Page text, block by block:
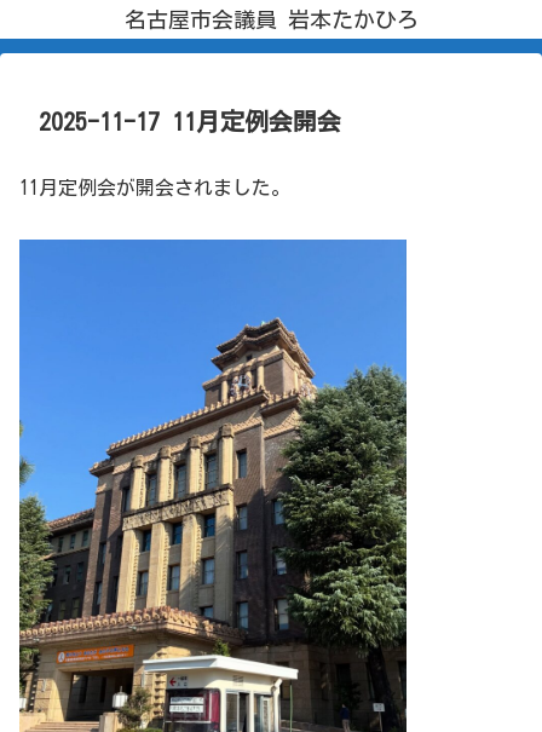
名古屋市会議員 岩本たかひろ
2025-11-17 11月定例会開会
11月定例会が開会されました。